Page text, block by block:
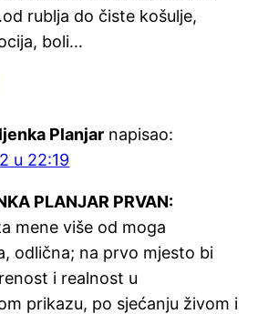
rublja do čiste košulje,
boli…
Planjar napisao:
u 22:19
PLANJAR PRVAN:
mene više od moga
odlična; na prvo mjesto bi
i realnost u
prikazu, po sjećanju živom i